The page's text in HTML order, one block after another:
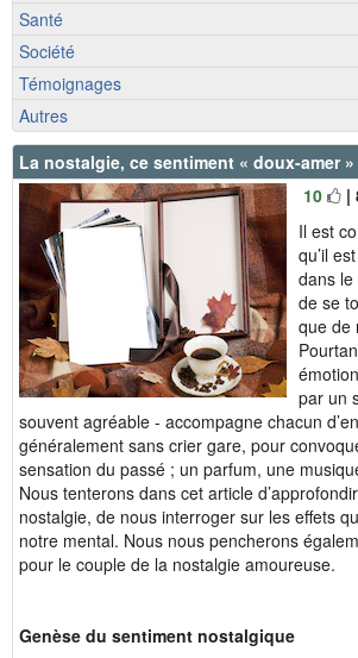
Santé
Société
Témoignages
Autres
La nostalgie, ce sentiment « doux-amer »
10
|
Il est
qu’il
dans le
de se
que de
par un
souvent agréable - accompagne chacun
généralement sans crier gare, pour
sensation du passé ; un parfum, une
Nous tenterons dans cet article
nostalgie, de nous interroger sur les effets
notre mental. Nous nous pencherons
pour le couple de la nostalgie amoureuse.
Genèse du sentiment nostalgique